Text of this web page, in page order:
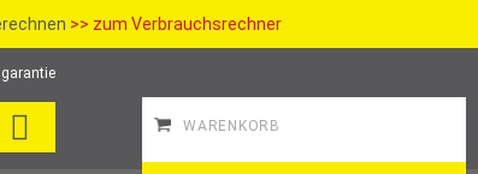
>> zum Verbrauchsrechner
WARENKORB